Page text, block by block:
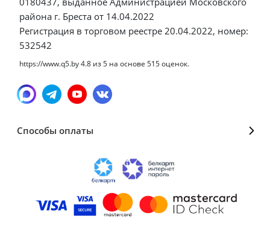
района г. Бреста от 14.04.2022
Регистрация в торговом реестре 20.04.2022, номер:
532542
https://www.q5.by4.8 из5 на основе 515оценок.
Способы оплаты